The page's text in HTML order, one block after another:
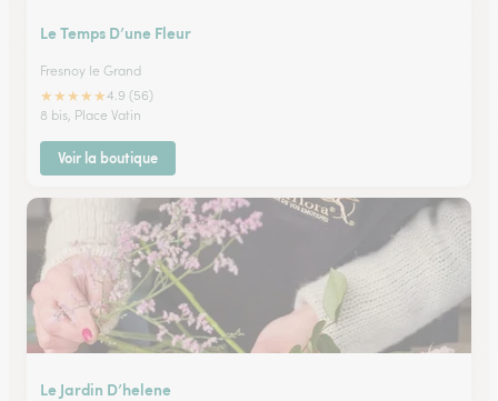
Le Temps D’une Fleur
Fresnoy le Grand
★★★★★4.9 (56)
8 bis, Place Vatin
Voir la boutique
Le Jardin D’helene